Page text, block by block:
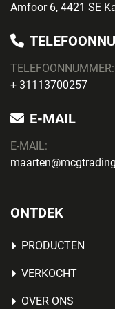
Amfoor 6, 4421 SE
TELEFOONNUMMER:
+ 31113700257
E-MAIL
E-MAIL:
ONTDEK
PRODUCTEN
VERKOCHT
OVER ONS